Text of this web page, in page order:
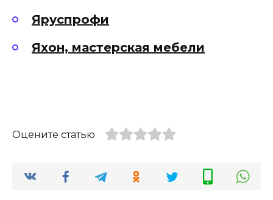
Яруспрофи
Яхон, мастерская мебели
Оцените статью